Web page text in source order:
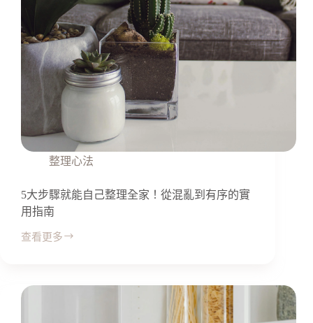
整理心法
5大步驟就能自己整理全家！從混亂到有序的實
用指南
查看更多